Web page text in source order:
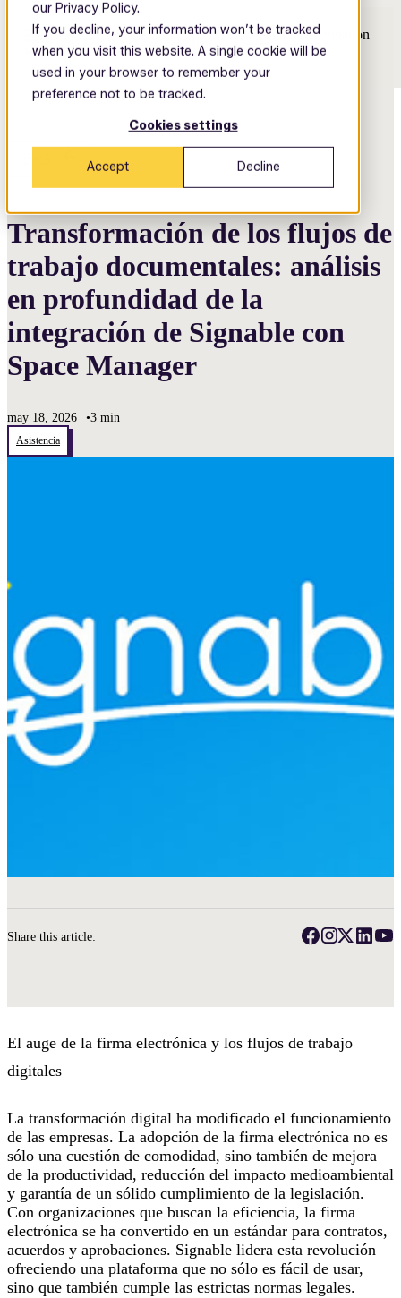
our Privacy Policy.
If you decline, your information won’t be tracked
when you visit this website. A single cookie will be
used in your browser to remember your
preference not to be tracked.
Cookies settings
Accept Decline
Open main navigation
Transformación de los flujos de
trabajo documentales: análisis
en profundidad de la
integración de Signable con
Space Manager
may 18, 2026 •3 min
Asistencia
Share this article:
El auge de la firma electrónica y los flujos de trabajo
digitales
La transformación digital ha modificado el funcionamiento
de las empresas. La adopción de la firma electrónica no es
sólo una cuestión de comodidad, sino también de mejora
de la productividad, reducción del impacto medioambiental
y garantía de un sólido cumplimiento de la legislación.
Con organizaciones que buscan la eficiencia, la firma
electrónica se ha convertido en un estándar para contratos,
acuerdos y aprobaciones. Signable lidera esta revolución
ofreciendo una plataforma que no sólo es fácil de usar,
sino que también cumple las estrictas normas legales.